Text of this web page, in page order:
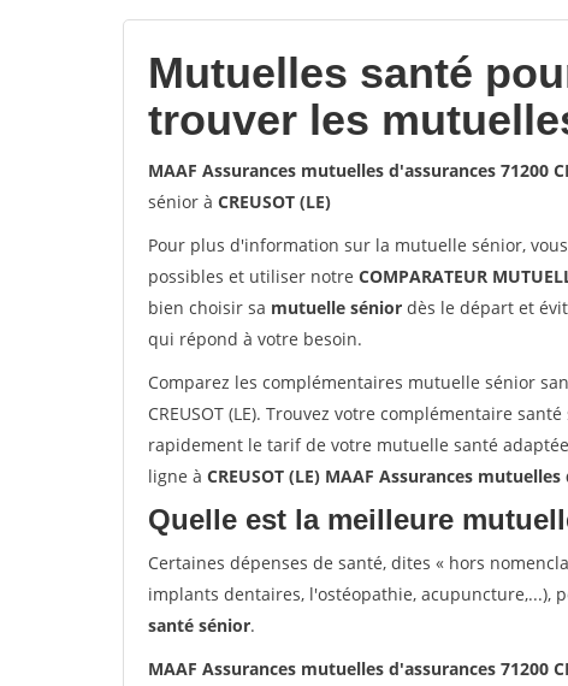
Mutuelles santé
trouver les
MAAF Assurances mutuelles d'assurances 71200
sénior à CREUSOT (LE)
Pour plus d'information sur la mutuelle sénior,
possibles et utiliser notre COMPARATEUR
bien choisir sa mutuelle sénior dès le départ et
qui répond à votre besoin.
Comparez les complémentaires mutuelle sénior
CREUSOT (LE). Trouvez votre complémentaire
rapidement le tarif de votre mutuelle santé
ligne à CREUSOT (LE) MAAF Assurances mutuelles
Quelle est la meilleure
Certaines dépenses de santé, dites « hors
implants dentaires, l'ostéopathie, acupuncture,...),
santé sénior.
MAAF Assurances mutuelles d'assurances 71200